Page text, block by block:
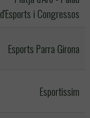
d'Esports i Congressos
Esports Parra Girona
Esportissim